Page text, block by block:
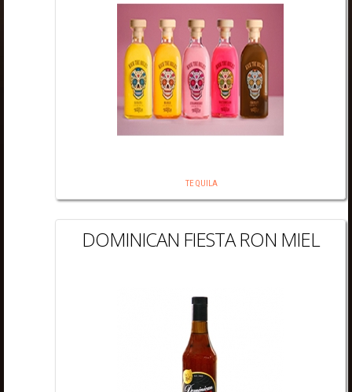
TEQUILA
DOMINICAN FIESTA RON MIEL